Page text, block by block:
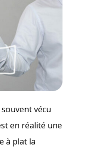
vécu
en réalité une
à plat la